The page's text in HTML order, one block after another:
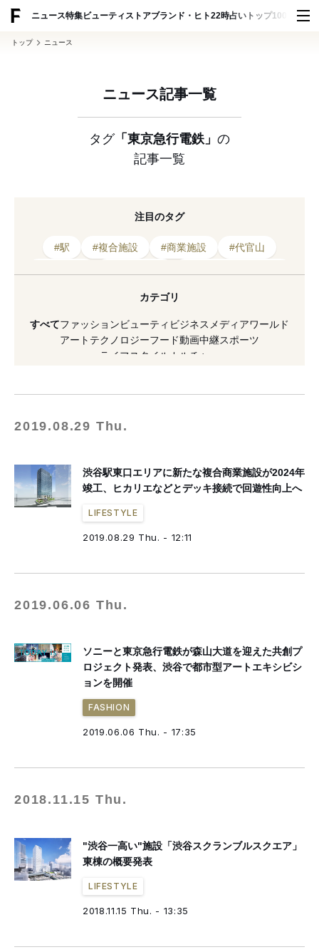
ニュース特集ビューティ ストアブランド・ヒト22時占い トップ100 スナッ
トップ ニュース
ニュース記事一覧
タグ「東京急行電鉄」 の
記事一覧
注目のタグ
#駅 #複合施設 #商業施設
#代官山
#東京都 #渋谷
#ホテル
#渋谷ヒカリエ
#東京急行電鉄
カテゴリ
すべてファッションビューティ ビジネス メディアワールド
アート テクノロジーフード動画中継スポーツ
ライフスタイル
カルチャー
2019.08.29 Thu.
渋谷駅東口エリアに新たな複合商業施設が2024年
竣工、ヒカリエなどとデッキ接続で回遊性向上へ
LIFESTYLE
2019.08.29 Thu. - 12:11
2019.06.06 Thu.
ソニーと東京急行電鉄が森山大道を迎えた共創プ
ロジェクト発表、渋谷で都市型アートエキシビシ
ョンを開催
FASHION
2019.06.06 Thu. - 17:35
2018.11.15 Thu.
"渋谷一高い"施設「渋谷スクランブルスクエア」
東棟の概要発表
LIFESTYLE
2018.11.15 Thu. - 13:35